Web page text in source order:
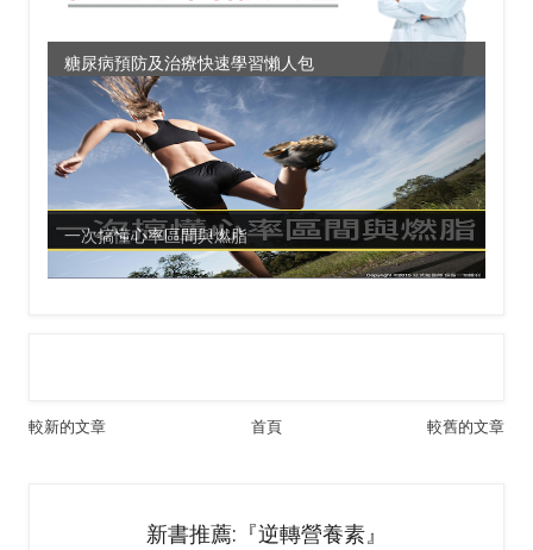
糖尿病預防及治療快速學習懶人包
一次搞懂心率區間與燃脂
較新的文章 較舊的文章
首頁
新書推薦:『逆轉營養素』